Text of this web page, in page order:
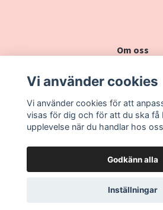
Om oss
Kontakt
Vanliga
Vi använder cookies
Vi använder cookies för att
visas för dig och för att du ska få
upplevelse när du handlar hos
Godkänn alla
Inställningar